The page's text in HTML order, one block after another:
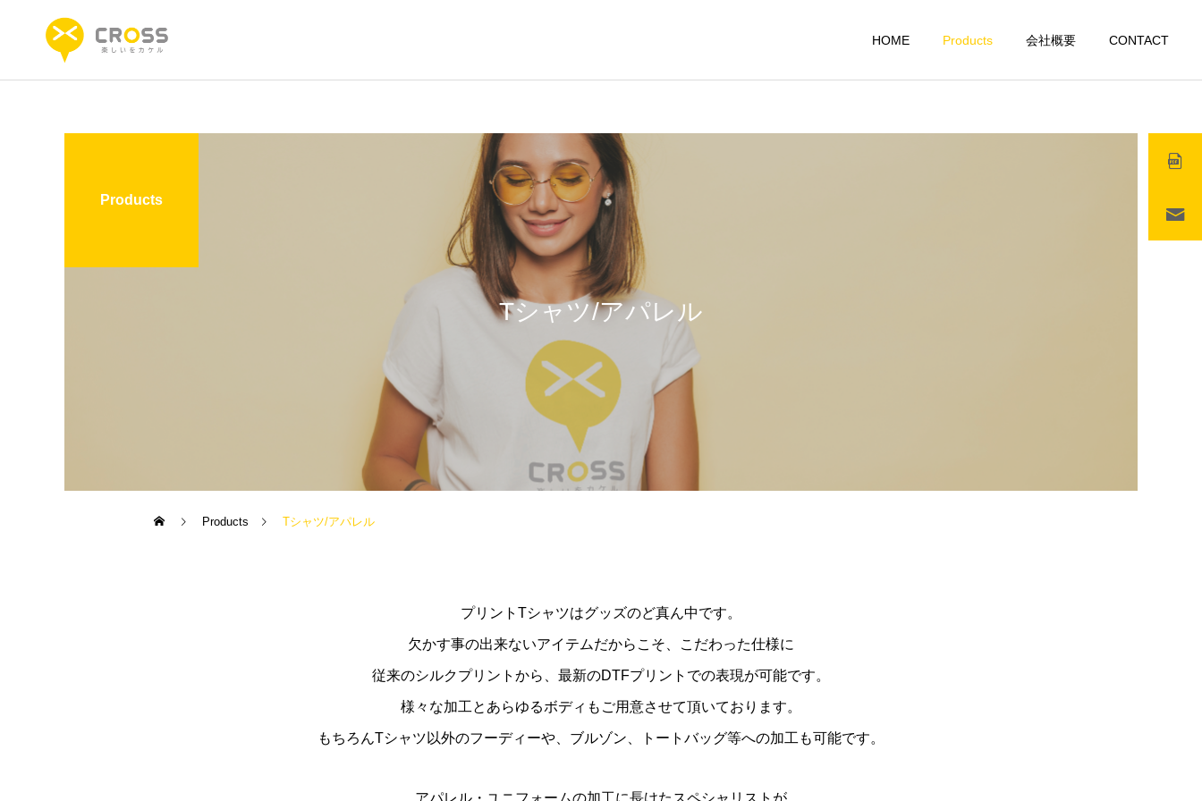
HOME Products 会社概要 CONTACT
詳細を見る
Tシャツ/アパレル アクリル製品
HYBRID TOWEL
MAGIC TOUCH
Tシャツ/アパレル
Products
Products Tシャツ/アパレル
プリントTシャツはグッズのど真ん中です。
欠かす事の出来ないアイテムだからこそ、こだわった仕様に
従来のシルクプリントから、最新のDTFプリントでの表現が可能です。
様々な加工とあらゆるボディもご用意させて頂いております。
もちろんTシャツ以外のフーディーや、ブルゾン、トートバッグ等への加工も可能です。
アパレル・ユニフォームの加工に長けたスペシャリストが